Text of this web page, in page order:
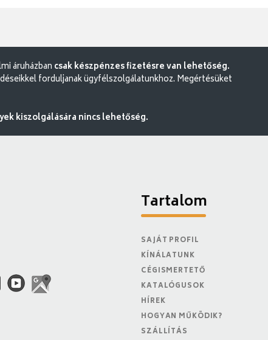
áruházban csak készpénzes fizetésre van lehetőség.
forduljanak ügyfélszolgálatunkhoz. Megértésüket
kiszolgálására nincs lehetőség.
Tartalom
SAJÁT PROFIL
KÍNÁLATUNK
CÉGISMERTETŐ
KATALÓGUSOK
HÍREK
HOGYAN MŰKÖDIK?
SZÁLLÍTÁS